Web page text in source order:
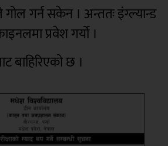
गर्न सकेन । अन्ततः इंग्ल्यान्ड
प्रवेश गर्यो ।
बाहिरिएको छ ।